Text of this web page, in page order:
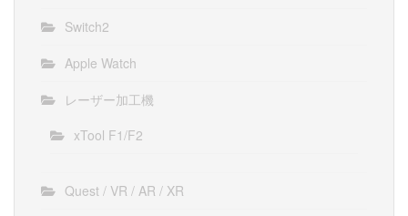
Switch2
Apple Watch
レーザー加工機
xTool F1/F2
Quest / VR / AR / XR